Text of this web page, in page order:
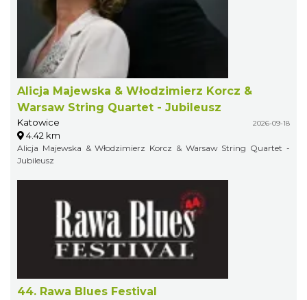
Alicja Majewska & Włodzimierz Korcz &
Warsaw String Quartet - Jubileusz
Katowice 2026-09-18
4.42 km
Alicja Majewska & Włodzimierz Korcz & Warsaw String Quartet -
Jubileusz
44. Rawa Blues Festival